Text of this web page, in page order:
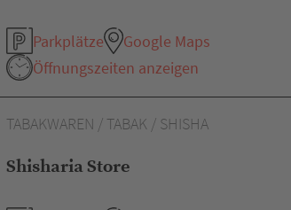
Parkplätze
Google Maps
Öffnungszeiten anzeigen
TABAKWAREN / TABAK / SHISHA
Shisharia Store